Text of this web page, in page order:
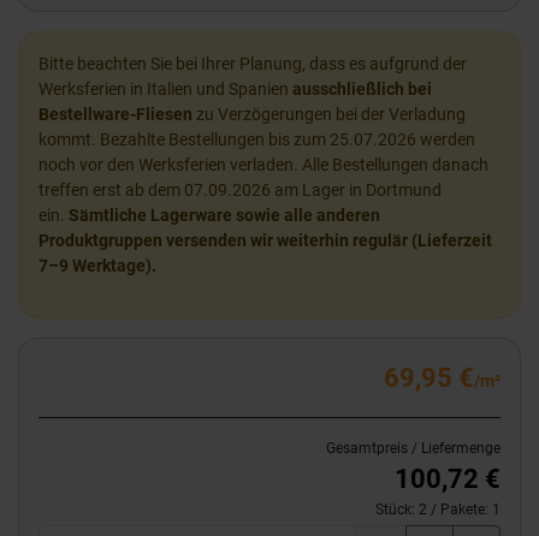
Bitte beachten Sie bei Ihrer Planung, dass es aufgrund der
Werksferien in Italien und Spanien ausschließlich bei
Bestellware-Fliesen zu Verzögerungen bei der Verladung
kommt. Bezahlte Bestellungen bis zum 25.07.2026 werden
noch vor den Werksferien verladen. Alle Bestellungen danach
treffen erst ab dem 07.09.2026 am Lager in Dortmund
ein. Sämtliche Lagerware sowie alle anderen
Produktgruppen versenden wir weiterhin regulär (Lieferzeit
7–9 Werktage).
69,95 €/m²
Gesamtpreis / Liefermenge
100,72 €
Stück: 2 / Pakete: 1